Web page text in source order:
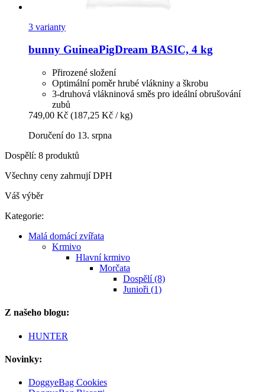
3 varianty
bunny GuineaPigDream BASIC, 4 kg
Přirozené složení
Optimální poměr hrubé vlákniny a škrobu
3-druhová vlákninová směs pro ideální obrušování
zubů
749,00 Kč (187,25 Kč / kg)
Doručení do 13. srpna
Dospělí: 8 produktů
Všechny ceny zahrnují DPH
Váš výběr
Kategorie:
Malá domácí zvířata
Krmivo
Hlavní krmivo
Morčata
Dospělí (8)
Junioři (1)
Z našeho blogu:
HUNTER
Novinky:
DoggyeBag Cookies